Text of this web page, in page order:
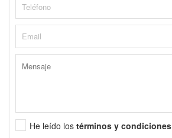
He leído los términos y condiciones